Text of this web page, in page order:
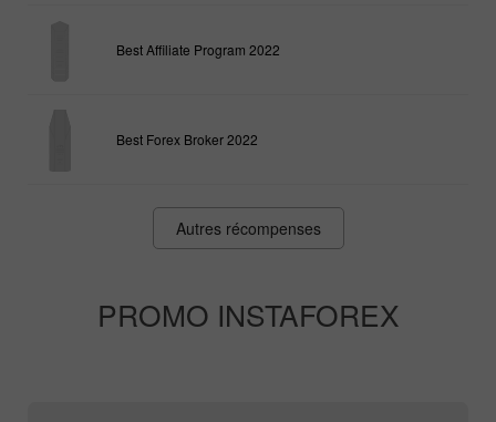
Best Affiliate Program 2022
Best Forex Broker 2022
Autres récompenses
PROMO INSTAFOREX